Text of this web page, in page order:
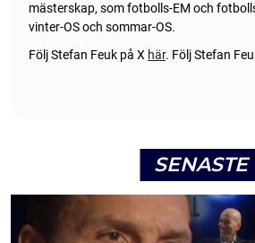
mästerskap, som fotbolls-EM och
vinter-OS och sommar-OS.
Följ Stefan Feuk på X här. Följ Stefan
SENASTE